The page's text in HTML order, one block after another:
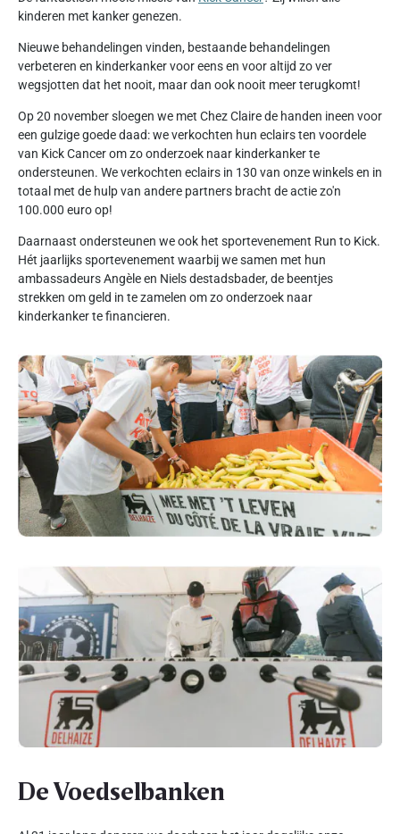
kinderen met kanker genezen.
Nieuwe behandelingen vinden, bestaande behandelingen
verbeteren en kinderkanker voor eens en voor altijd zo ver
wegsjotten dat het nooit, maar dan ook nooit meer terugkomt!
Op 20 november sloegen we met Chez Claire de handen ineen voor
een gulzige goede daad: we verkochten hun eclairs ten voordele
van Kick Cancer om zo onderzoek naar kinderkanker te
ondersteunen. We verkochten eclairs in 130 van onze winkels en in
totaal met de hulp van andere partners bracht de actie zo'n
100.000 euro op!
Daarnaast ondersteunen we ook het sportevenement Run to Kick.
Hét jaarlijks sportevenement waarbij we samen met hun
ambassadeurs Angèle en Niels destadsbader, de beentjes
strekken om geld in te zamelen om zo onderzoek naar
kinderkanker te financieren.
De Voedselbanken